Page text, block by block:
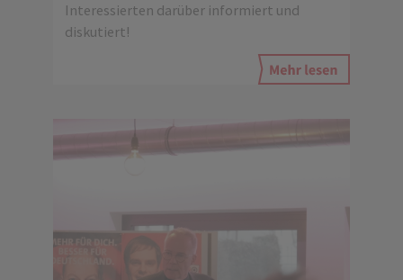
Interessierten darüber informiert und
diskutiert!